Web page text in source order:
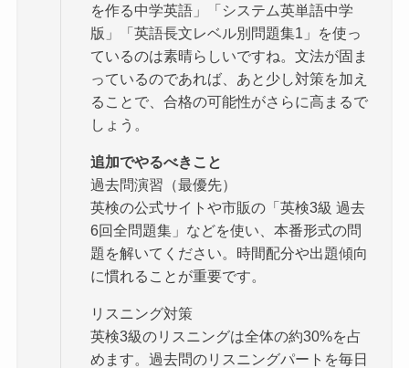
を作る中学英語」「システム英単語中学
版」「英語長文レベル別問題集1」を使っ
ているのは素晴らしいですね。文法が固ま
っているのであれば、あと少し対策を加え
ることで、合格の可能性がさらに高まるで
しょう。
追加でやるべきこと
過去問演習（最優先）
英検の公式サイトや市販の「英検3級 過去
6回全問題集」などを使い、本番形式の問
題を解いてください。時間配分や出題傾向
に慣れることが重要です。
リスニング対策
英検3級のリスニングは全体の約30%を占
めます。過去問のリスニングパートを毎日